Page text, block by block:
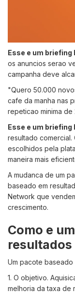
Esse e um briefing
os anuncios serao
campanha deve
"Quero 50.000
cafe da manha nas
repeticao minima de
Esse e um
resultado comercial.
escolhidos pela
maneira mais
A mudanca de um
baseado em
Network que
crescimento.
Como e
resultados
Um pacote
1. O objetivo.
melhoria da taxa de